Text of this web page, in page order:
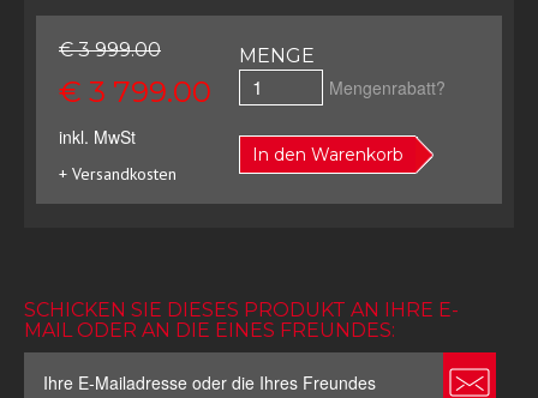
€ 3 999.00
€ 3 799.00
inkl. MwSt
+ Versandkosten
MENGE
Mengenrabatt?
In den Warenkorb
SCHICKEN SIE DIESES PRODUKT AN IHRE E-
MAIL ODER AN DIE EINES FREUNDES: